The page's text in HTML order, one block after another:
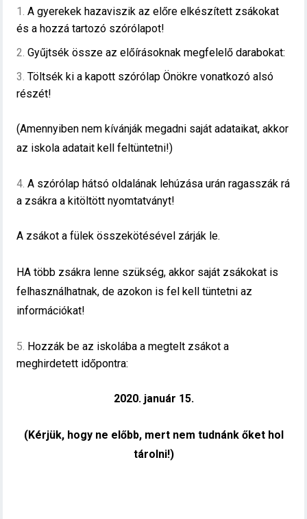
A gyerekek hazaviszik az előre elkészített zsákokat
és a hozzá tartozó szórólapot!
Gyűjtsék össze az előírásoknak megfelelő darabokat:
Töltsék ki a kapott szórólap Önökre vonatkozó alsó
részét!
(Amennyiben nem kívánják megadni saját adataikat, akkor
az iskola adatait kell feltüntetni!)
A szórólap hátsó oldalának lehúzása urán ragasszák rá
a zsákra a kitöltött nyomtatványt!
A zsákot a fülek összekötésével zárják le.
HA több zsákra lenne szükség, akkor saját zsákokat is
felhasználhatnak, de azokon is fel kell tüntetni az
információkat!
Hozzák be az iskolába a megtelt zsákot a
meghirdetett időpontra:
2020. január 15.
(Kérjük, hogy ne előbb, mert nem tudnánk őket hol
tárolni!)